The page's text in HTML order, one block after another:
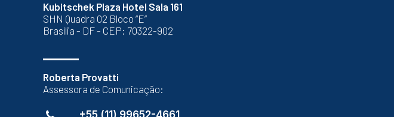
Kubitschek Plaza Hotel Sala 161
SHN Quadra 02 Bloco “E”
Brasília - DF - CEP: 70322-902
Roberta Provatti
Assessora de Comunicação:
+55 (11) 99652-4661